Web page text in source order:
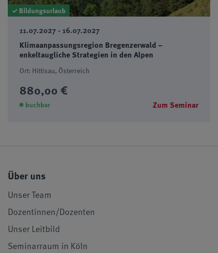
✓ Bildungsurlaub
11.07.2027 - 16.07.2027
Klimaanpassungsregion Bregenzerwald –
enkeltaugliche Strategien in den Alpen
Ort: Hittisau, Österreich
880,00 €
buchbar Zum Seminar
Über uns
Unser Team
Dozentinnen/Dozenten
Unser Leitbild
Seminarraum in Köln